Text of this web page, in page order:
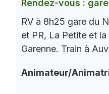
Rendez-vous :
RV à 8h25 gare du
et PR, La Petite et
Garenne. Train à
Animateur/